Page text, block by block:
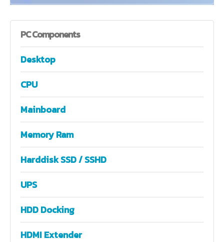
PCComponents
Desktop
CPU
Mainboard
Memory Ram
Harddisk SSD / SSHD
UPS
HDD Docking
HDMI Extender